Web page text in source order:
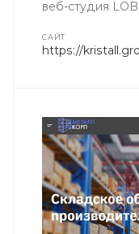
веб-студия
CАЙТ
https://